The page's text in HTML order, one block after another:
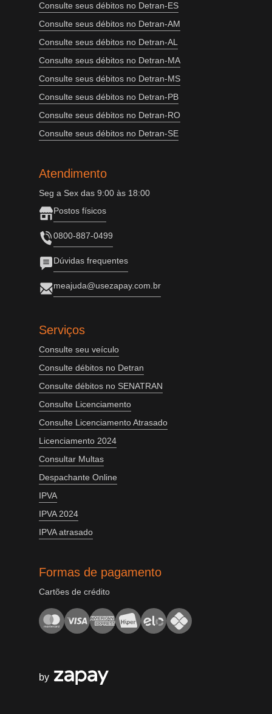
Consulte seus débitos no Detran-ES
Consulte seus débitos no Detran-AM
Consulte seus débitos no Detran-AL
Consulte seus débitos no Detran-MA
Consulte seus débitos no Detran-MS
Consulte seus débitos no Detran-PB
Consulte seus débitos no Detran-RO
Consulte seus débitos no Detran-SE
Atendimento
Seg a Sex das 9:00 às 18:00
Postos físicos
0800-887-0499
Dúvidas frequentes
meajuda@usezapay.com.br
Serviços
Consulte seu veículo
Consulte débitos no Detran
Consulte débitos no SENATRAN
Consulte Licenciamento
Consulte Licenciamento Atrasado
Licenciamento 2024
Consultar Multas
Despachante Online
IPVA
IPVA 2024
IPVA atrasado
Formas de pagamento
Cartões de crédito
by